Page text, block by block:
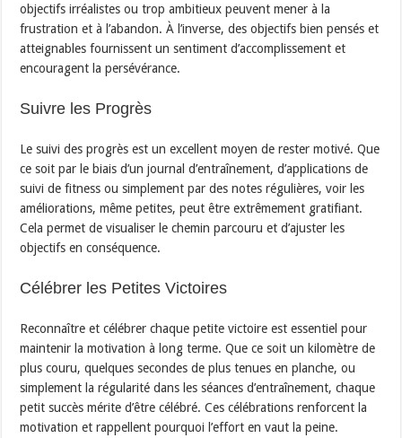
objectifs irréalistes ou trop ambitieux peuvent mener à la
frustration et à l’abandon. À l’inverse, des objectifs bien pensés et
atteignables fournissent un sentiment d’accomplissement et
encouragent la persévérance.
Suivre les Progrès
Le suivi des progrès est un excellent moyen de rester motivé. Que
ce soit par le biais d’un journal d’entraînement, d’applications de
suivi de fitness ou simplement par des notes régulières, voir les
améliorations, même petites, peut être extrêmement gratifiant.
Cela permet de visualiser le chemin parcouru et d’ajuster les
objectifs en conséquence.
Célébrer les Petites Victoires
Reconnaître et célébrer chaque petite victoire est essentiel pour
maintenir la motivation à long terme. Que ce soit un kilomètre de
plus couru, quelques secondes de plus tenues en planche, ou
simplement la régularité dans les séances d’entraînement, chaque
petit succès mérite d’être célébré. Ces célébrations renforcent la
motivation et rappellent pourquoi l’effort en vaut la peine.